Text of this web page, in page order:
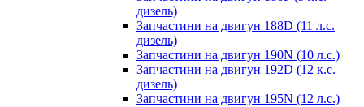
дизель)
Запчастини на двигун 188D (11 л.с.
дизель)
Запчастини на двигун 190N (10 л.с.)
Запчастини на двигун 192D (12 к.с.
дизель)
Запчастини на двигун 195N (12 л.с.)